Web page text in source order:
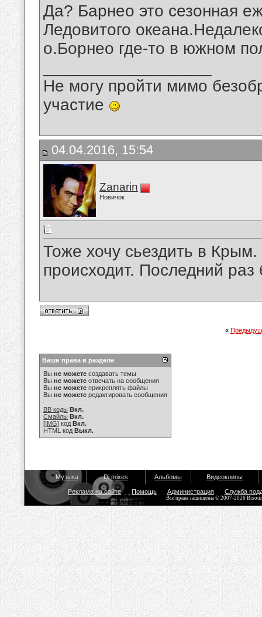
Да? Барнео это сезонная
Ледовитого
о.Борнео где-то в южном
Не могу пройти мимо
участие
04.04.2016, 15:54
Zanarin
Новичок
Тоже хочу сьездить в
происходит. Последний
«
Ваши права в разделе
Вы не можете создавать темы
Вы не можете отвечать на сообщения
Вы не можете прикреплять файлы
Вы не можете редактировать сообщения
BB коды Вкл.
Смайлы Вкл.
[IMG] код Вкл.
HTML код Выкл.
Музыка Dj mixes Альбомы Видеоклипы
Реклама на сайте Помощь Администрация Служба
Все права защищены © 2007-2026